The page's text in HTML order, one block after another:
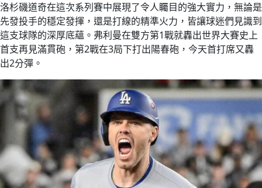
洛杉磯道奇在這次系列賽中展現了令人矚目的強大實力，無論是
先發投手的穩定發揮，還是打線的精準火力，皆讓球迷們見識到
這支球隊的深厚底蘊。弗利曼在雙方第1戰就轟出世界大賽史上
首支再見滿貫砲，第2戰在3局下打出陽春砲，今天首打席又轟
出2分彈。